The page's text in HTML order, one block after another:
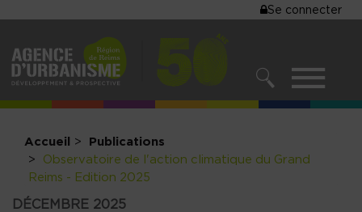
contenu
principal
MENU
DE
Se connecter
MENU
Accueil Publications
Observatoire de l'action climatique du Grand
Reims - Edition 2025
DÉCEMBRE 2025